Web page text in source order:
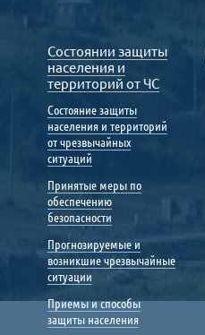
Состоянии защиты
населения и
территорий от ЧС
Состояние защиты
населения и территорий
от чрезвычайных
ситуаций
Принятые меры по
обеспечению
безопасности
Прогнозируемые и
возникшие чрезвычайные
ситуации
Приемы и способы
защиты населения